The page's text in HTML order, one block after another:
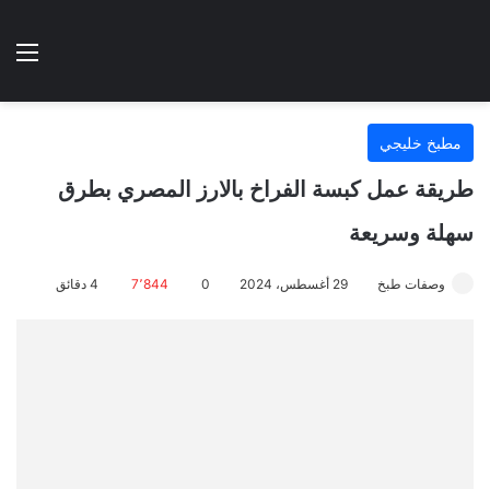
الوضع
مطبخ خليجي
طريقة عمل كبسة الفراخ بالارز المصري بطرق
سهلة وسريعة
وصفات طبخ 29 أغسطس، 2024 0 7٬844